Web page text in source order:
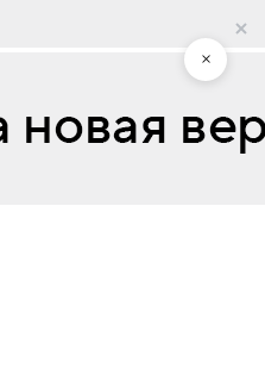
×